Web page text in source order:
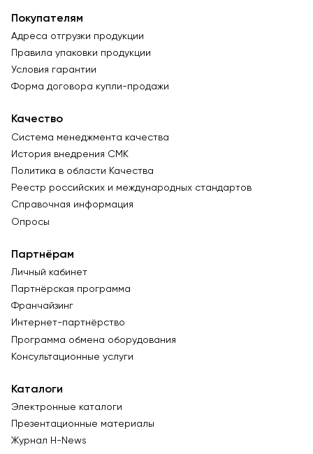
Покупателям
Адреса отгрузки продукции
Правила упаковки продукции
Условия гарантии
Форма договора купли-продажи
Качество
Система менеджмента качества
История внедрения СМК
Политика в области Качества
Реестр российских и международных стандартов
Справочная информация
Опросы
Партнёрам
Личный кабинет
Партнёрская программа
Франчайзинг
Интернет-партнёрство
Программа обмена оборудования
Консультационные услуги
Каталоги
Электронные каталоги
Презентационные материалы
Журнал Н-News